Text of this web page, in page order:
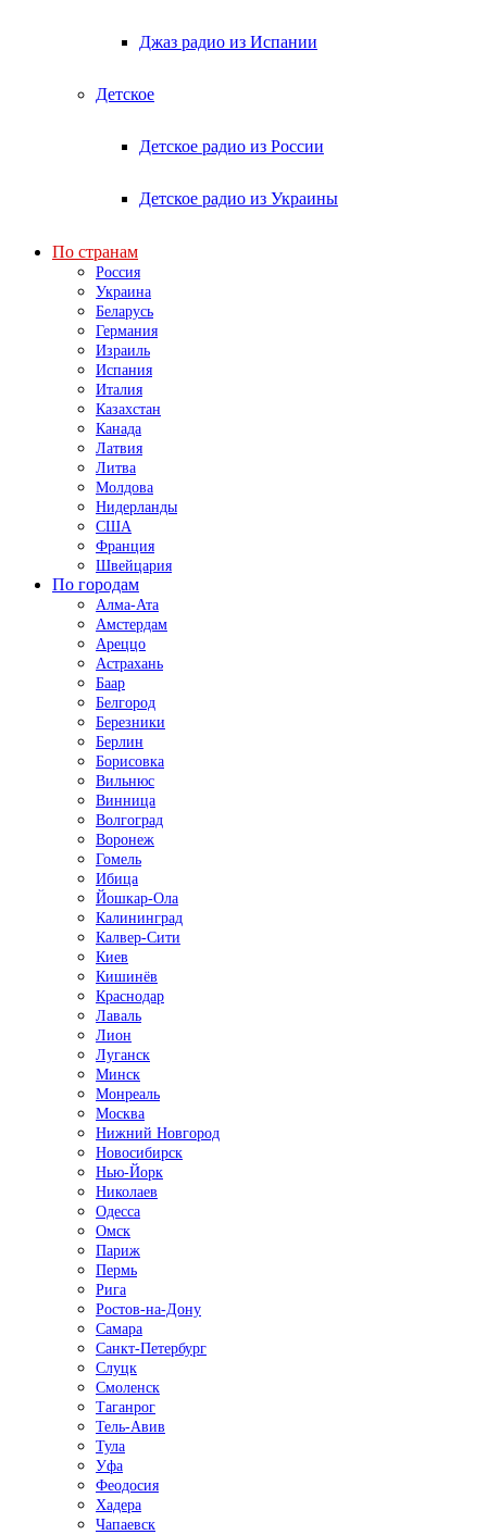
Джаз радио из Испании
Детское
Детское радио из России
Детское радио из Украины
По странам
Россия
Украина
Беларусь
Германия
Израиль
Испания
Италия
Казахстан
Канада
Латвия
Литва
Молдова
Нидерланды
США
Франция
Швейцария
По городам
Алма-Ата
Амстердам
Ареццо
Астрахань
Баар
Белгород
Березники
Берлин
Борисовка
Вильнюс
Винница
Волгоград
Воронеж
Гомель
Ибица
Йошкар-Ола
Калининград
Калвер-Сити
Киев
Кишинёв
Краснодар
Лаваль
Лион
Луганск
Минск
Монреаль
Москва
Нижний Новгород
Новосибирск
Нью-Йорк
Николаев
Одесса
Омск
Париж
Пермь
Рига
Ростов-на-Дону
Самара
Санкт-Петербург
Слуцк
Смоленск
Таганрог
Тель-Авив
Тула
Уфа
Феодосия
Хадера
Чапаевск